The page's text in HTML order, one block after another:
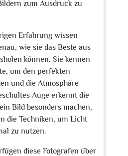
zum Ausdruck zu
Erfahrung wissen
wie sie das Beste aus
können. Sie kennen
um den perfekten
und die Atmosphäre
Auge erkennt die
Bild besonders machen,
die Techniken, um Licht
zu nutzen.
diese Fotografen über